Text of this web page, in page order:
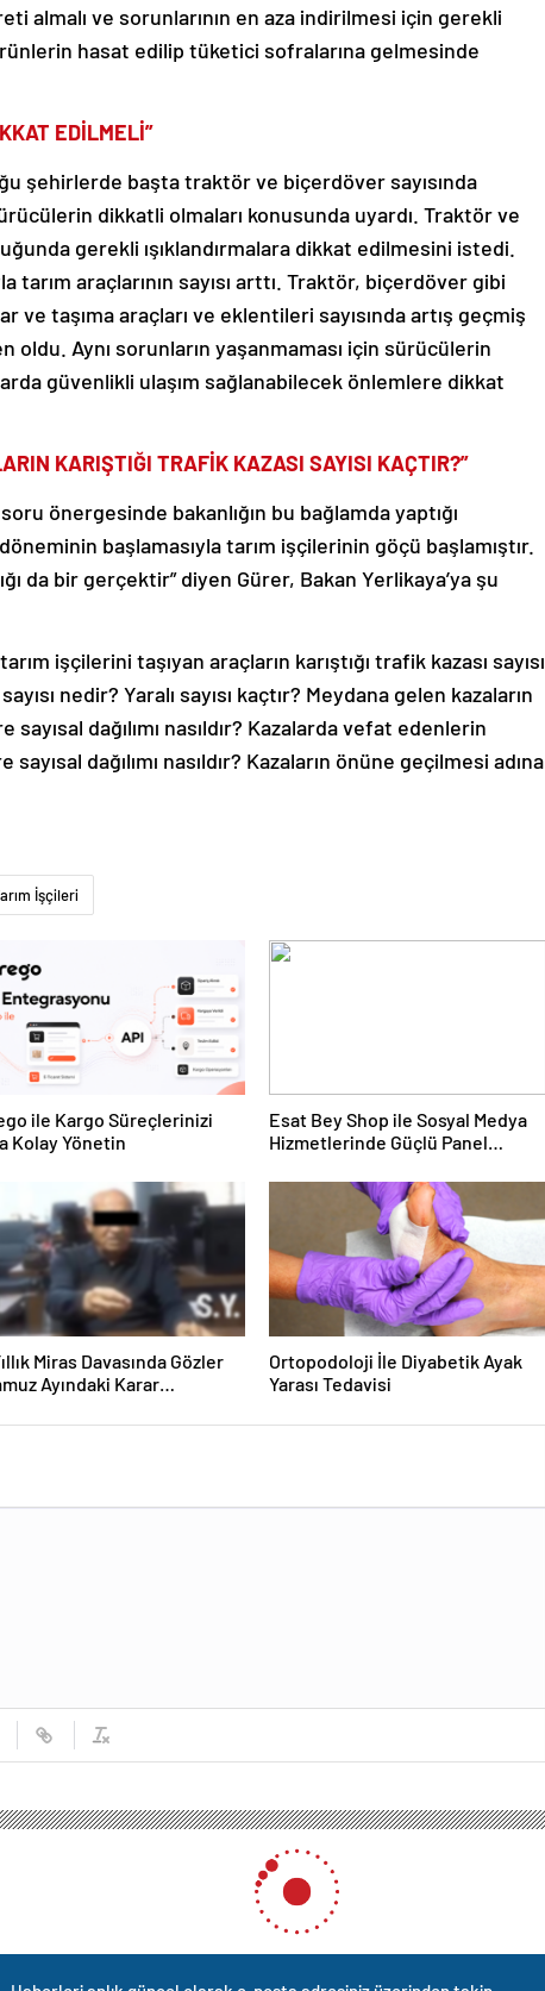
almalı ve sorunlarının en aza indirilmesi için gerekli
hasat edilip tüketici sofralarına gelmesinde
EDİLMELİ”
şehirlerde başta traktör ve biçerdöver sayısında
dikkatli olmaları konusunda uyardı. Traktör ve
gerekli ışıklandırmalara dikkat edilmesini istedi.
tarım araçlarının sayısı arttı. Traktör, biçerdöver gibi
ve taşıma araçları ve eklentileri sayısında artış geçmiş
oldu. Aynı sorunların yaşanmaması için sürücülerin
güvenlikli ulaşım sağlanabilecek önlemlere dikkat
KARIŞTIĞI TRAFİK KAZASI SAYISI KAÇTIR?”
önergesinde bakanlığın bu bağlamda yaptığı
başlamasıyla tarım işçilerinin göçü başlamıştır.
da bir gerçektir” diyen Gürer, Bakan Yerlikaya’ya şu
işçilerini taşıyan araçların karıştığı trafik kazası sayısı
nedir? Yaralı sayısı kaçtır? Meydana gelen kazaların
dağılımı nasıldır? Kazalarda vefat edenlerin
dağılımı nasıldır? Kazaların önüne geçilmesi adına
İşçileri
ile Kargo Süreçlerinizi
Kolay Yönetin
Esat Bey Shop ile Sosyal Medya
Hizmetlerinde Güçlü Panel
Miras Davasında Gözler
Ayındaki Karar
Ortopodoloji İle Diyabetik Ayak
Yarası Tedavisi